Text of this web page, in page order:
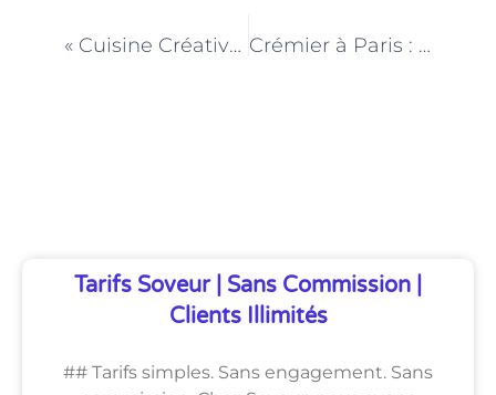
« Cuisine Créative et Plaisir Gourmand : L’Approche du Cuisinier » Crémier à Paris : L’Art de Sélectionner et Présenter les Fromages
Tarifs Soveur | Sans Commission |
Clients Illimités
## Tarifs simples. Sans engagement. Sans